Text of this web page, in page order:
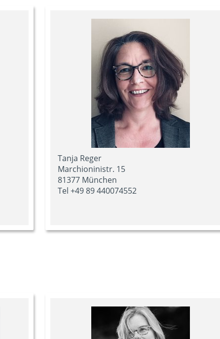
Tanja Reger
Marchioninistr. 15
81377 München
Tel +49 89 440074552